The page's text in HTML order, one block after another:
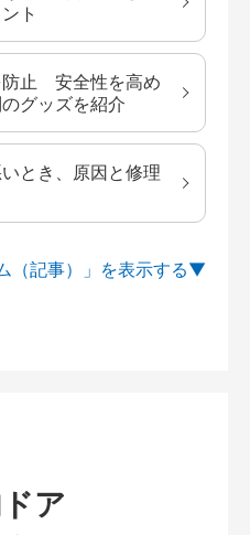
ト
防止 安全性を高め
グッズを紹介
とき、原因と修理
（記事）」を
ア